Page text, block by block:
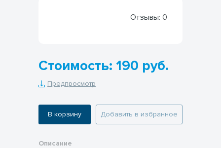
Отзывы: 0
Стоимость: 190 руб.
Предпросмотр
В корзину Добавить в избранное
Описание